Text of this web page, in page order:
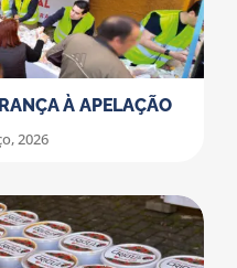
À APELAÇÃO
2026